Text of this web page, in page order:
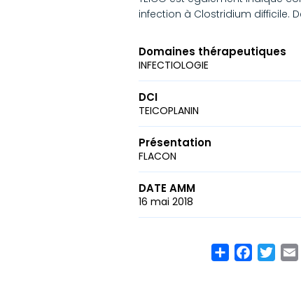
infection à Clostridium difficile.
Domaines thérapeutiques
INFECTIOLOGIE
DCI
TEICOPLANIN
Présentation
FLACON
DATE AMM
16 mai 2018
ShareFacebook